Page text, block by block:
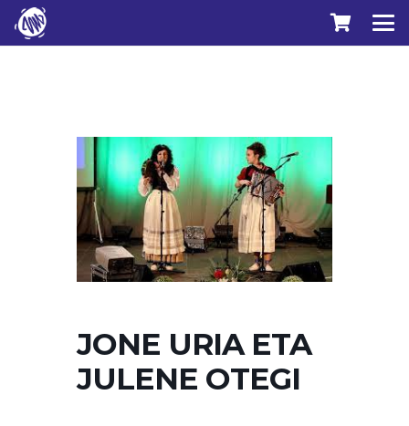
JONE URIA ETA
JULENE OTEGI